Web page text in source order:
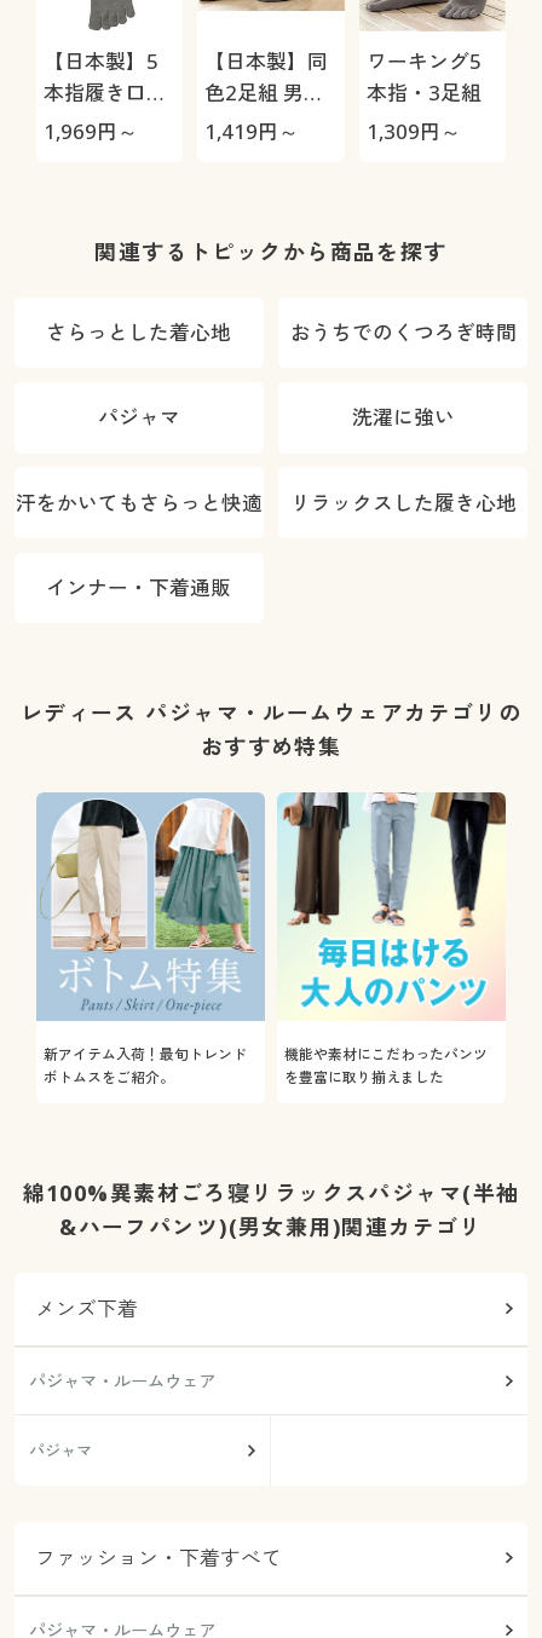
【日本製】5
本指履き口ゆ
ったりソック
1,969円～
【日本製】同
色2足組 男の
履き口ゆった
1,419円～
ワーキング5
本指・3足組
1,309円～
関連するトピックから商品を探す
さらっとした着心地 おうちでのくつろぎ時間
パジャマ 洗濯に強い
汗をかいてもさらっと快適 リラックスした履き心地
インナー・下着通販
レディース パジャマ・ルームウェアカテゴリの
おすすめ特集
新アイテム入荷！最旬トレンド
ボトムスをご紹介。
機能や素材にこだわったパンツ
を豊富に取り揃えました
綿100%異素材ごろ寝リラックスパジャマ(半袖
&ハーフパンツ)(男女兼用)関連カテゴリ
メンズ下着
パジャマ・ルームウェア
パジャマ
ファッション・下着すべて
パジャマ・ルームウェア